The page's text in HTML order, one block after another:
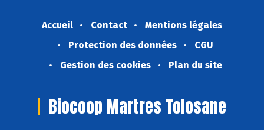
Accueil Contact
Mentions légales
Protection des données
CGU
Gestion des cookies
Plan du site
Biocoop Martres Tolosane